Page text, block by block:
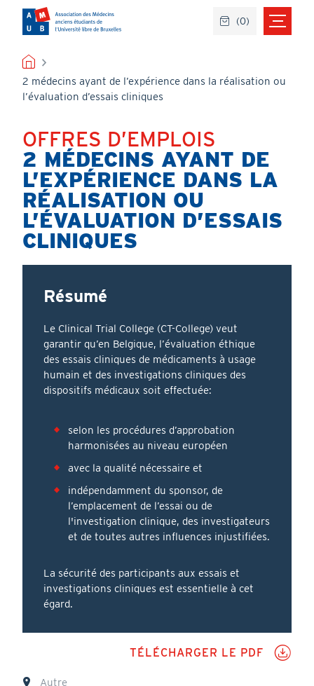
contenu
principal
FIL
D'ARIANE
2 médecins ayant de l’expérience dans la réalisation ou
l’évaluation d’essais cliniques
Titre
OFFRES D’EMPLOIS
2 MÉDECINS AYANT DE
L’EXPÉRIENCE DANS LA
RÉALISATION OU
L’ÉVALUATION D’ESSAIS
CLINIQUES
Lieu
Autre
Résumé
Le Clinical Trial College (CT-College) veut
garantir qu’en Belgique, l’évaluation éthique
des essais cliniques de médicaments à usage
humain et des investigations cliniques des
dispositifs médicaux soit effectuée:
selon les procédures d’approbation
harmonisées au niveau européen
avec la qualité nécessaire et
indépendamment du sponsor, de
l’emplacement de l’essai ou de
l'investigation clinique, des investigateurs
et de toutes autres influences injustifiées.
La sécurité des participants aux essais et
investigations cliniques est essentielle à cet
égard.
TÉLÉCHARGER LE PDF
(0)